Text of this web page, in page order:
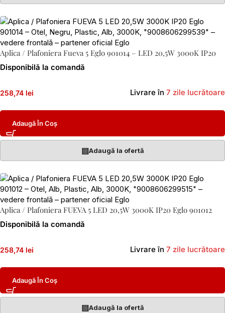
Aplica / Plafoniera Fueva 5 Eglo 901014 – LED 20,5W 3000K IP20
Disponibilă la comandă
258,74 lei Livrare în 7 zile lucrătoare
Adaugă În Coș
▤Adaugă la ofertă
Aplica / Plafoniera FUEVA 5 LED 20,5W 3000K IP20 Eglo 901012
Disponibilă la comandă
258,74 lei Livrare în 7 zile lucrătoare
Adaugă În Coș
▤Adaugă la ofertă